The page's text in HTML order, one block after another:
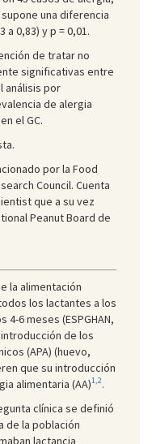
supone una diferencia
a 0,83) y p = 0,01.
de tratar no
significativas entre
análisis por
de alergia
el GC.
por la Food
Council. Cuenta
que a su vez
Peanut Board de
la alimentación
los lactantes a los
4-6 meses (ESPGHAN,
introducción de los
(APA) (huevo,
que su introducción
alimentaria (AA)1,2.
clínica se definió
de la población
lactancia